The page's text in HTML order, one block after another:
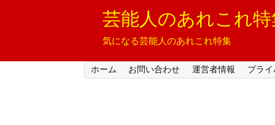
芸能人のあれこれ特
気になる芸能人のあれこれ特集
ホーム お問い合わせ 運営者情報 プラ